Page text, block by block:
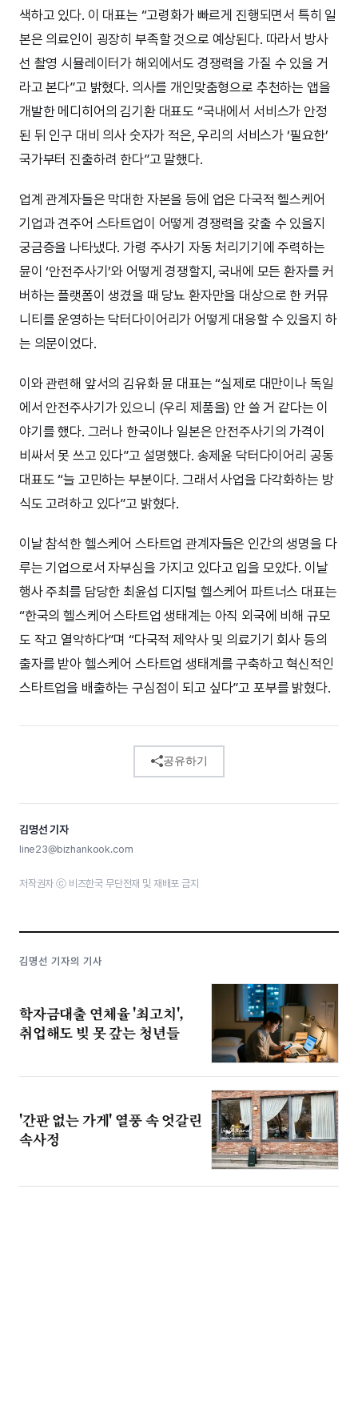
색하고 있다. 이 대표는 “고령화가 빠르게 진행되면서 특히 일
본은 의료인이 굉장히 부족할 것으로 예상된다. 따라서 방사
선 촬영 시뮬레이터가 해외에서도 경쟁력을 가질 수 있을 거
라고 본다”고 밝혔다. 의사를 개인맞춤형으로 추천하는 앱을
개발한 메디히어의 김기환 대표도 “국내에서 서비스가 안정
된 뒤 인구 대비 의사 숫자가 적은, 우리의 서비스가 ‘필요한’
국가부터 진출하려 한다”고 말했다.
업계 관계자들은 막대한 자본을 등에 업은 다국적 헬스케어
기업과 견주어 스타트업이 어떻게 경쟁력을 갖출 수 있을지
궁금증을 나타냈다. 가령 주사기 자동 처리기기에 주력하는
뮨이 ‘안전주사기’와 어떻게 경쟁할지, 국내에 모든 환자를 커
버하는 플랫폼이 생겼을 때 당뇨 환자만을 대상으로 한 커뮤
니티를 운영하는 닥터다이어리가 어떻게 대응할 수 있을지 하
는 의문이었다.
이와 관련해 앞서의 김유화 뮨 대표는 “실제로 대만이나 독일
에서 안전주사기가 있으니 (우리 제품을) 안 쓸 거 같다는 이
야기를 했다. 그러나 한국이나 일본은 안전주사기의 가격이
비싸서 못 쓰고 있다”고 설명했다. 송제윤 닥터다이어리 공동
대표도 “늘 고민하는 부분이다. 그래서 사업을 다각화하는 방
식도 고려하고 있다”고 밝혔다.
이날 참석한 헬스케어 스타트업 관계자들은 인간의 생명을 다
루는 기업으로서 자부심을 가지고 있다고 입을 모았다. 이날
행사 주최를 담당한 최윤섭 디지털 헬스케어 파트너스 대표는
“한국의 헬스케어 스타트업 생태계는 아직 외국에 비해 규모
도 작고 열악하다”며 “다국적 제약사 및 의료기기 회사 등의
출자를 받아 헬스케어 스타트업 생태계를 구축하고 혁신적인
스타트업을 배출하는 구심점이 되고 싶다”고 포부를 밝혔다.
공유하기
김명선 기자
line23@bizhankook.com
저작권자 ⓒ 비즈한국 무단전재 및 재배포 금지
김명선 기자의 기사
학자금대출 연체율 '최고치',
취업해도 빚 못 갚는 청년들
'간판 없는 가게' 열풍 속 엇갈린
속사정